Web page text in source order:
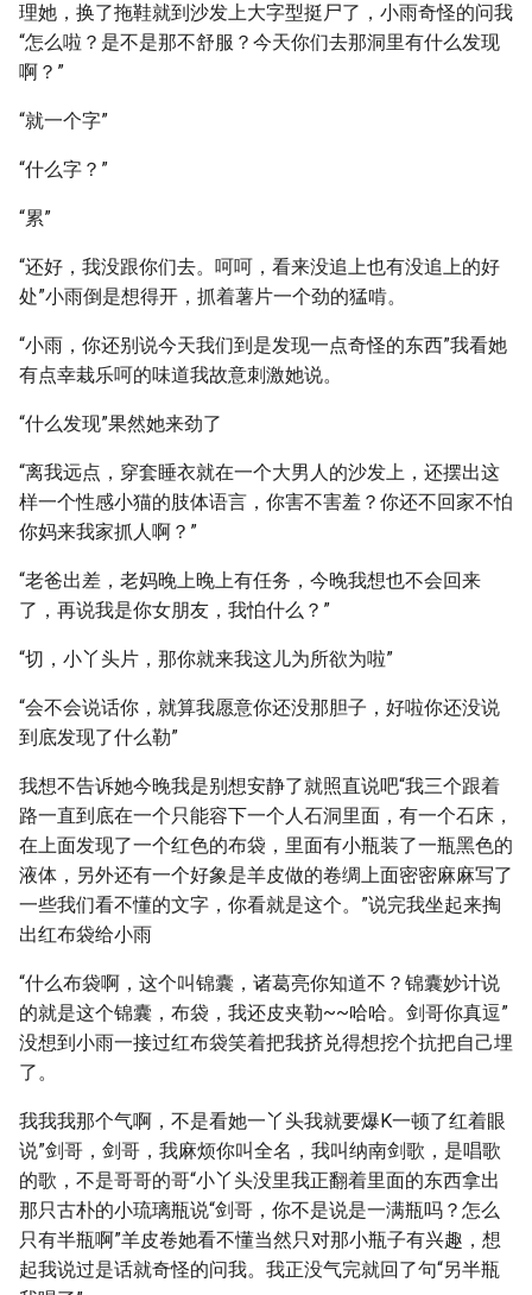
理她，换了拖鞋就到沙发上大字型挺尸了，小雨奇怪的问我
“怎么啦？是不是那不舒服？今天你们去那洞里有什么发现
啊？”
“就一个字”
“什么字？”
“累”
“还好，我没跟你们去。呵呵，看来没追上也有没追上的好
处”小雨倒是想得开，抓着薯片一个劲的猛啃。
“小雨，你还别说今天我们到是发现一点奇怪的东西”我看她
有点幸栽乐呵的味道我故意刺激她说。
“什么发现”果然她来劲了
“离我远点，穿套睡衣就在一个大男人的沙发上，还摆出这
样一个性感小猫的肢体语言，你害不害羞？你还不回家不怕
你妈来我家抓人啊？”
“老爸出差，老妈晚上晚上有任务，今晚我想也不会回来
了，再说我是你女朋友，我怕什么？”
“切，小丫头片，那你就来我这儿为所欲为啦”
“会不会说话你，就算我愿意你还没那胆子，好啦你还没说
到底发现了什么勒”
我想不告诉她今晚我是别想安静了就照直说吧“我三个跟着
路一直到底在一个只能容下一个人石洞里面，有一个石床，
在上面发现了一个红色的布袋，里面有小瓶装了一瓶黑色的
液体，另外还有一个好象是羊皮做的卷绸上面密密麻麻写了
一些我们看不懂的文字，你看就是这个。”说完我坐起来掏
出红布袋给小雨
“什么布袋啊，这个叫锦囊，诸葛亮你知道不？锦囊妙计说
的就是这个锦囊，布袋，我还皮夹勒~~哈哈。剑哥你真逗”
没想到小雨一接过红布袋笑着把我挤兑得想挖个抗把自己埋
了。
我我我那个气啊，不是看她一丫头我就要爆K一顿了红着眼
说”剑哥，剑哥，我麻烦你叫全名，我叫纳南剑歌，是唱歌
的歌，不是哥哥的哥“小丫头没里我正翻着里面的东西拿出
那只古朴的小琉璃瓶说“剑哥，你不是说是一满瓶吗？怎么
只有半瓶啊”羊皮卷她看不懂当然只对那小瓶子有兴趣，想
起我说过是话就奇怪的问我。我正没气完就回了句“另半瓶